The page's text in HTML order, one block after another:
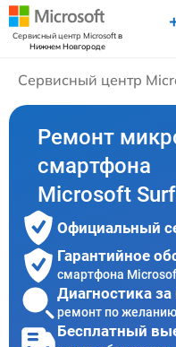
Сервисный центр Microsoftв
Нижнем Новгороде
Сервисный центр
Ремонт
смартфона
Microsoft
Официальный
Гарантийное
смартфона
Диагностика
ремонт по желанию
Бесплатный